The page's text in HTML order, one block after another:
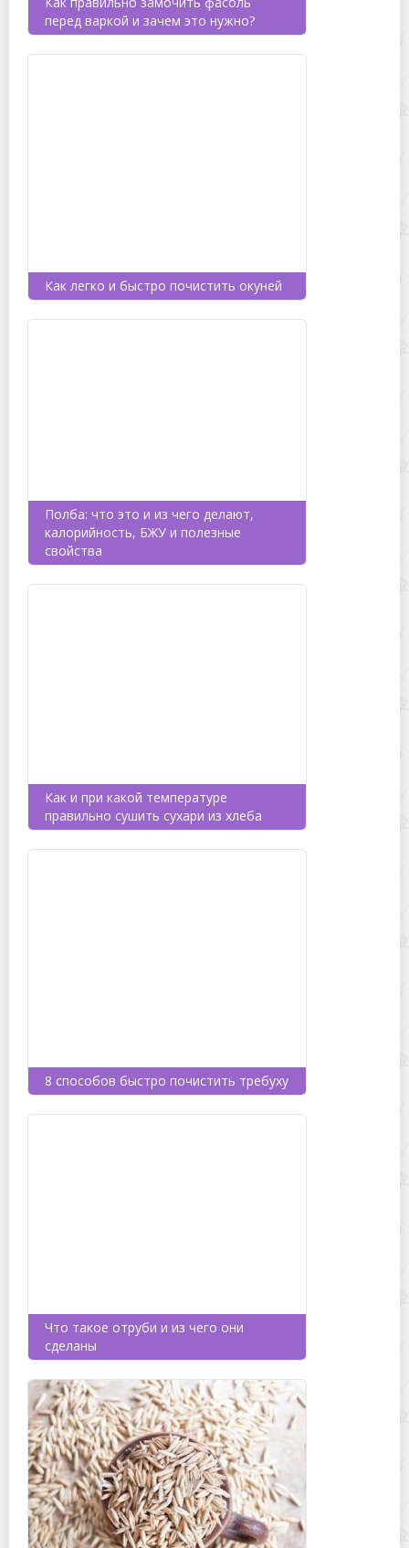
перед варкой и зачем это нужно?
Как легко и быстро почистить окуней
Полба: что это и из чего делают,
калорийность, БЖУ и полезные
свойства
Как и при какой температуре
правильно сушить сухари из хлеба
8 способов быстро почистить требуху
Что такое отруби и из чего они
сделаны